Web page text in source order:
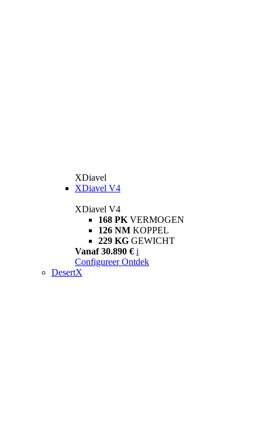
XDiavel
XDiavel V4
XDiavel V4
168 PK VERMOGEN
126 NM KOPPEL
229 KG GEWICHT
Vanaf 30.890 € i
Configureer Ontdek
DesertX